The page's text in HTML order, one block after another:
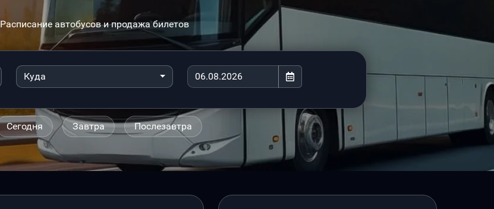
Расписание автобусов и продажа билетов
Куда
Сегодня Завтра Послезавтра